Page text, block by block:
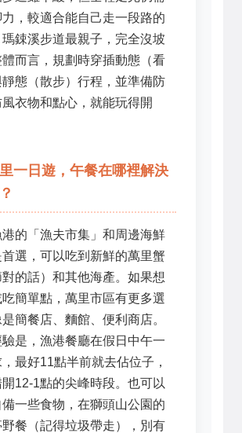
，較適合能自己走一段路的
鋉溪步道最親子，完全沒坡
體而言，規劃時穿插動態（看
態（散步）行程，並準備防
衣物和點心，就能玩得開
一日遊，午餐在哪裡解決
的「漁夫市集」和周邊海鮮
選，可以吃到新鮮的萬里蟹
對的話）和其他海產。如果想
簡單點，萬里市區有更多選
簡餐店、麵館、便利商店。
是，漁港餐廳在假日中午一
最好11點半前就去佔位子，
12-1點的尖峰時段。也可以
一些食物，在獅頭山公園的
餐（記得垃圾帶走），別有